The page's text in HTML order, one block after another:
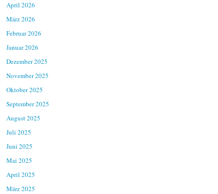
April 2026
März 2026
Februar 2026
Januar 2026
Dezember 2025
November 2025
Oktober 2025
September 2025
August 2025
Juli 2025
Juni 2025
Mai 2025
April 2025
März 2025